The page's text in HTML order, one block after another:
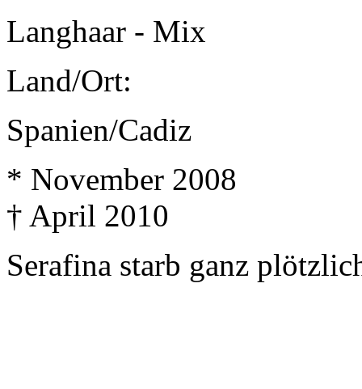
Langhaar - Mix
Land/Ort:
Spanien/Cadiz
* November 2008
† April 2010
Serafina starb ganz